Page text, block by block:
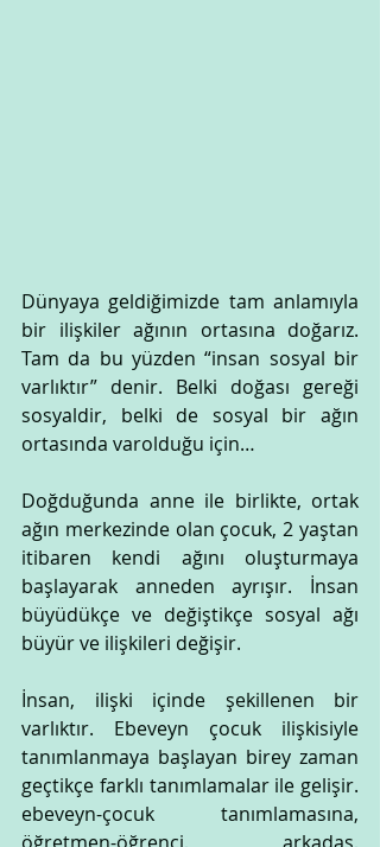
Dünyaya geldiğimizde tam anlamıyla
bir ilişkiler ağının ortasına doğarız.
Tam da bu yüzden “insan sosyal bir
varlıktır” denir. Belki doğası gereği
sosyaldir, belki de sosyal bir ağın
ortasında varolduğu için…
Doğduğunda anne ile birlikte, ortak
ağın merkezinde olan çocuk, 2 yaştan
itibaren kendi ağını oluşturmaya
başlayarak anneden ayrışır. İnsan
büyüdükçe ve değiştikçe sosyal ağı
büyür ve ilişkileri değişir.
İnsan, ilişki içinde şekillenen bir
varlıktır. Ebeveyn çocuk ilişkisiyle
tanımlanmaya başlayan birey zaman
geçtikçe farklı tanımlamalar ile gelişir.
ebeveyn-çocuk tanımlamasına,